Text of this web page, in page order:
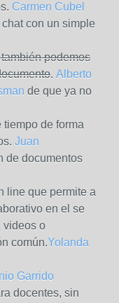
Carmen Cubel
con un simple
podemos
. Alberto
de que ya no
de forma
Juan
de documentos
line que permite a
en el se
videos o
común.Yolanda
Garrido
docentes, sin